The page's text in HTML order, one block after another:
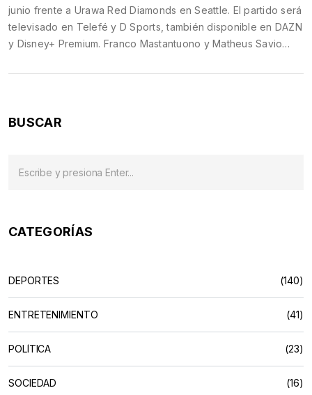
junio frente a Urawa Red Diamonds en Seattle. El partido será
televisado en Telefé y D Sports, también disponible en DAZN
y Disney+ Premium. Franco Mastantuono y Matheus Savio
BUSCAR
CATEGORÍAS
DEPORTES (140)
ENTRETENIMIENTO (41)
POLÍTICA (23)
SOCIEDAD (16)